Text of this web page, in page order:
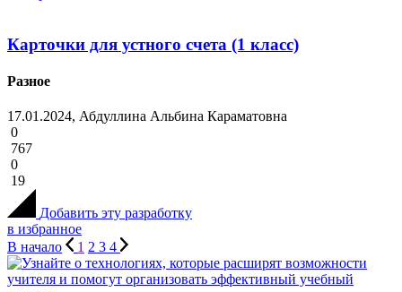
Карточки для устного счета (1 класс)
Разное
17.01.2024, Абдуллина Альбина Караматовна
0
767
0
19
Добавить эту разработку
в избранное
В начало
1 2 3 4